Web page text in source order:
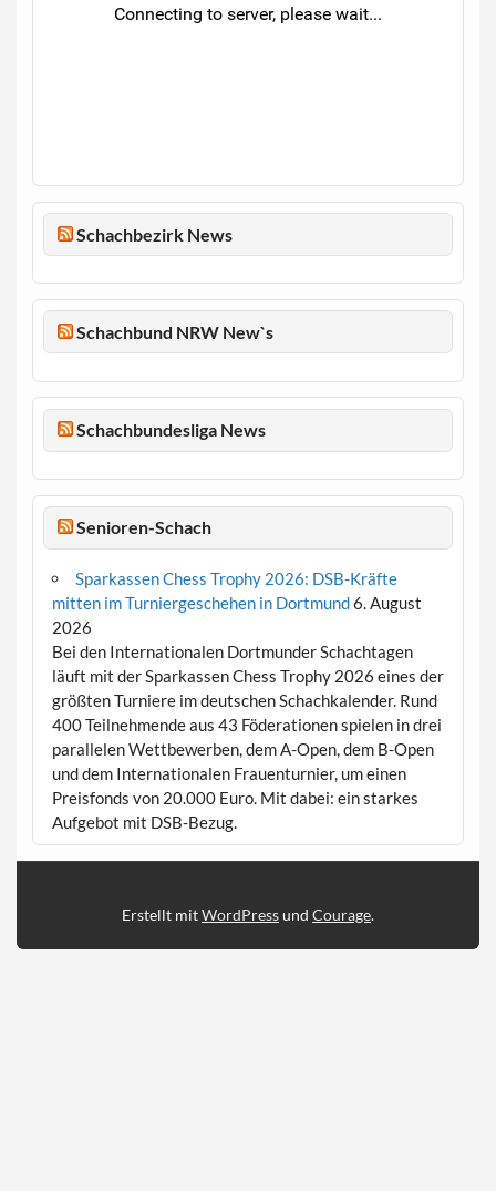
Schachbezirk News
Schachbund NRW New`s
Schachbundesliga News
Senioren-Schach
Sparkassen Chess Trophy 2026: DSB-Kräfte
mitten im Turniergeschehen in Dortmund6. August
2026
Bei den Internationalen Dortmunder Schachtagen
läuft mit der Sparkassen Chess Trophy 2026 eines der
größten Turniere im deutschen Schachkalender. Rund
400 Teilnehmende aus 43 Föderationen spielen in drei
parallelen Wettbewerben, dem A-Open, dem B-Open
und dem Internationalen Frauenturnier, um einen
Preisfonds von 20.000 Euro. Mit dabei: ein starkes
Aufgebot mit DSB-Bezug.
Erstellt mitWordPressund Courage.